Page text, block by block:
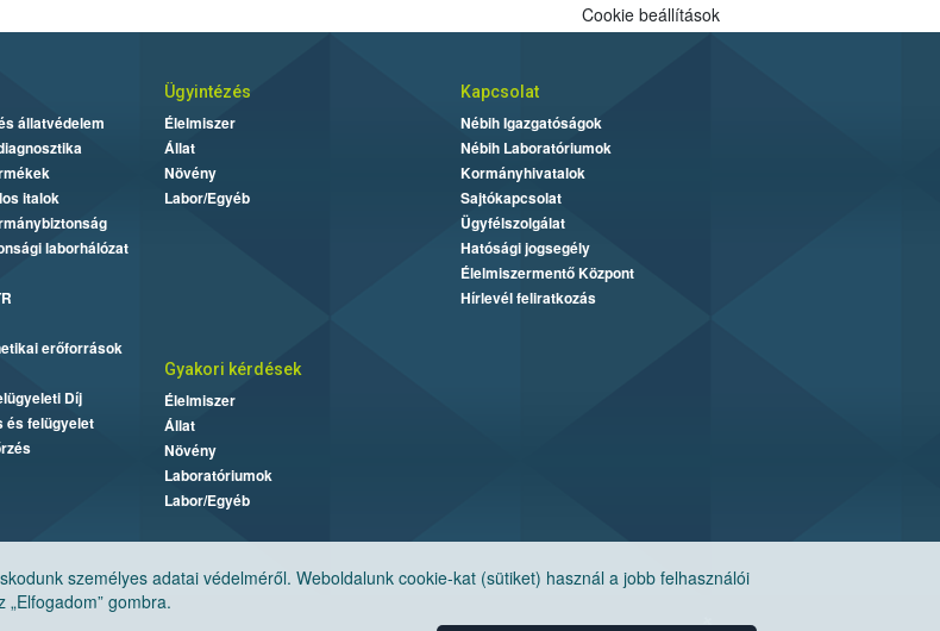
személyes adatai védelméről. Weboldalunk cookie-kat (sütiket) használ a jobb felhasználói
gombra.
Cookie beállítások
állatvédelem
italok
laborhálózat
erőforrások
Díj
és felügyelet
Ügyintézés
Élelmiszer
Állat
Növény
Labor/Egyéb
Kapcsolat
Nébih Igazgatóságok
Nébih Laboratóriumok
Kormányhivatalok
Sajtókapcsolat
Ügyfélszolgálat
Hatósági jogsegély
Élelmiszermentő Központ
Hírlevél feliratkozás
Gyakori kérdések
Élelmiszer
Állat
Növény
Laboratóriumok
Labor/Egyéb